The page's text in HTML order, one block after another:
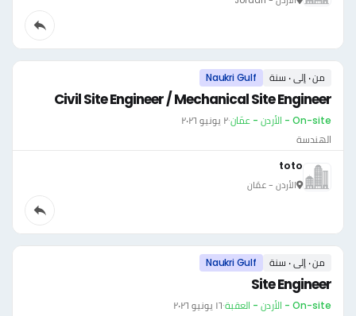
من ٠ إلى ٠ سنة Naukri Gulf
Civil Site Engineer / Mechanical Site Engineer
On-site - الأردن - عمّان ·٢ يونيو ٢٠٢٦
الهندسة
toto
الأردن - عمّان
من ٠ إلى ٠ سنة Naukri Gulf
Site Engineer
On-site - الأردن - العقبة ·١٦ يونيو ٢٠٢٦